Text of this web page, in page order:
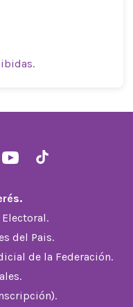
Abrir
en
una
nueva
pestaña
Abrir
una
nueva
pestaña
del Pais.
de la Federación.